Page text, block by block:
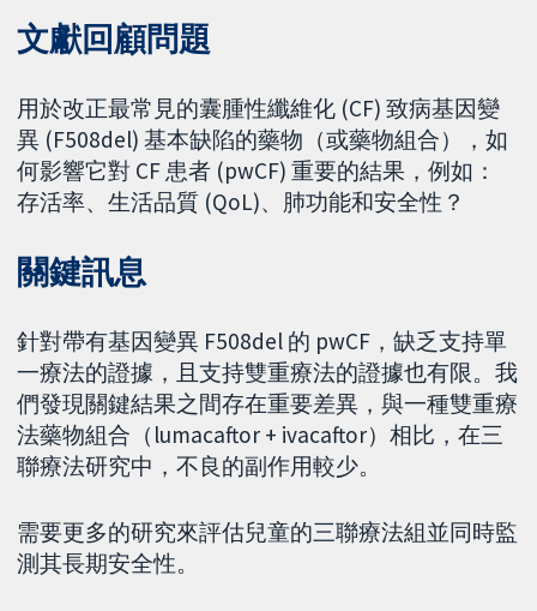
文獻回顧問題
用於改正最常見的囊腫性纖維化 (CF) 致病基因變
異 (F508del) 基本缺陷的藥物（或藥物組合），如
何影響它對 CF 患者 (pwCF) 重要的結果，例如：
存活率、生活品質 (QoL)、肺功能和安全性？
關鍵訊息
針對帶有基因變異 F508del 的 pwCF，缺乏支持單
一療法的證據，且支持雙重療法的證據也有限。我
們發現關鍵結果之間存在重要差異，與一種雙重療
法藥物組合（lumacaftor + ivacaftor）相比，在三
聯療法研究中，不良的副作用較少。
需要更多的研究來評估兒童的三聯療法組並同時監
測其長期安全性。